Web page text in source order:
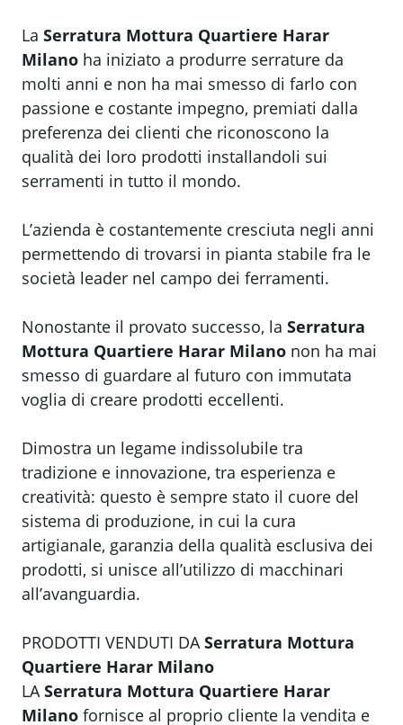
La Serratura Mottura Quartiere Harar
Milano ha iniziato a produrre serrature da
molti anni e non ha mai smesso di farlo con
passione e costante impegno, premiati dalla
preferenza dei clienti che riconoscono la
qualità dei loro prodotti installandoli sui
serramenti in tutto il mondo.
L’azienda è costantemente cresciuta negli anni
permettendo di trovarsi in pianta stabile fra le
società leader nel campo dei ferramenti.
Nonostante il provato successo, la Serratura
Mottura Quartiere Harar Milano non ha mai
smesso di guardare al futuro con immutata
voglia di creare prodotti eccellenti.
​Dimostra un legame indissolubile tra
tradizione e innovazione, tra esperienza e
creatività: questo è sempre stato il cuore del
sistema di produzione, in cui la cura
artigianale, garanzia della qualità esclusiva dei
prodotti, si unisce all’utilizzo di macchinari
all’avanguardia.
PRODOTTI VENDUTI DASerratura Mottura
Quartiere Harar Milano
LASerratura Mottura Quartiere Harar
Milano fornisce al proprio cliente la vendita e